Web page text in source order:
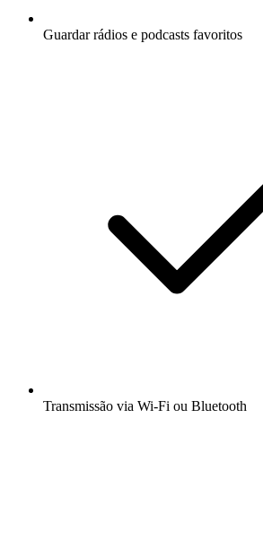
Guardar rádios e podcasts favoritos
Transmissão via Wi-Fi ou Bluetooth